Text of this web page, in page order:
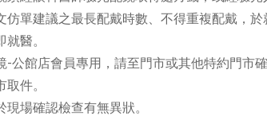
仿單建議之最長配戴時數、不得重複配戴，於
醫。
-公館店會員專用，請至門市或其他特約門市
件。
場確認檢查有無異狀。